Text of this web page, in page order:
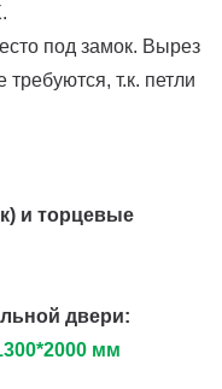
под замок. Вырез
т.к. петли
и торцевые
двери:
мм